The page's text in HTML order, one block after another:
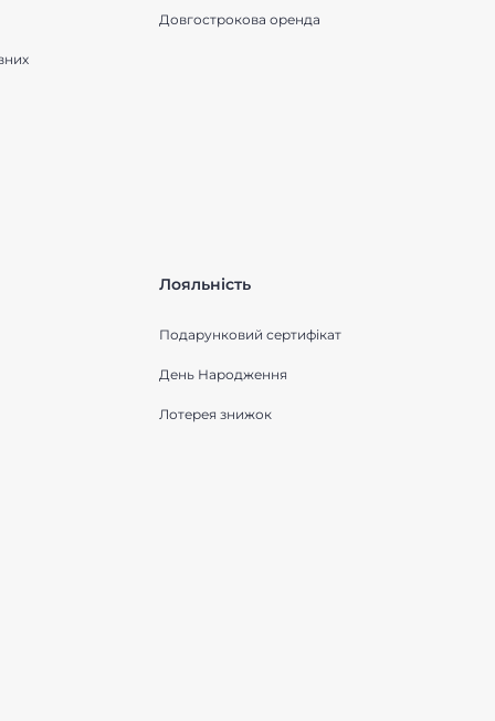
Довгострокова оренда
Лояльність
Подарунковий сертифікат
День Народження
Лотерея знижок